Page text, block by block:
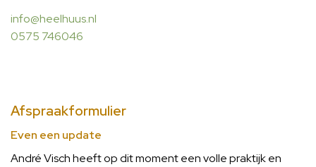
info@heelhuus.nl
0575 746046
Afspraakformulier
Even een update
André Visch heeft op dit moment een volle praktijk en